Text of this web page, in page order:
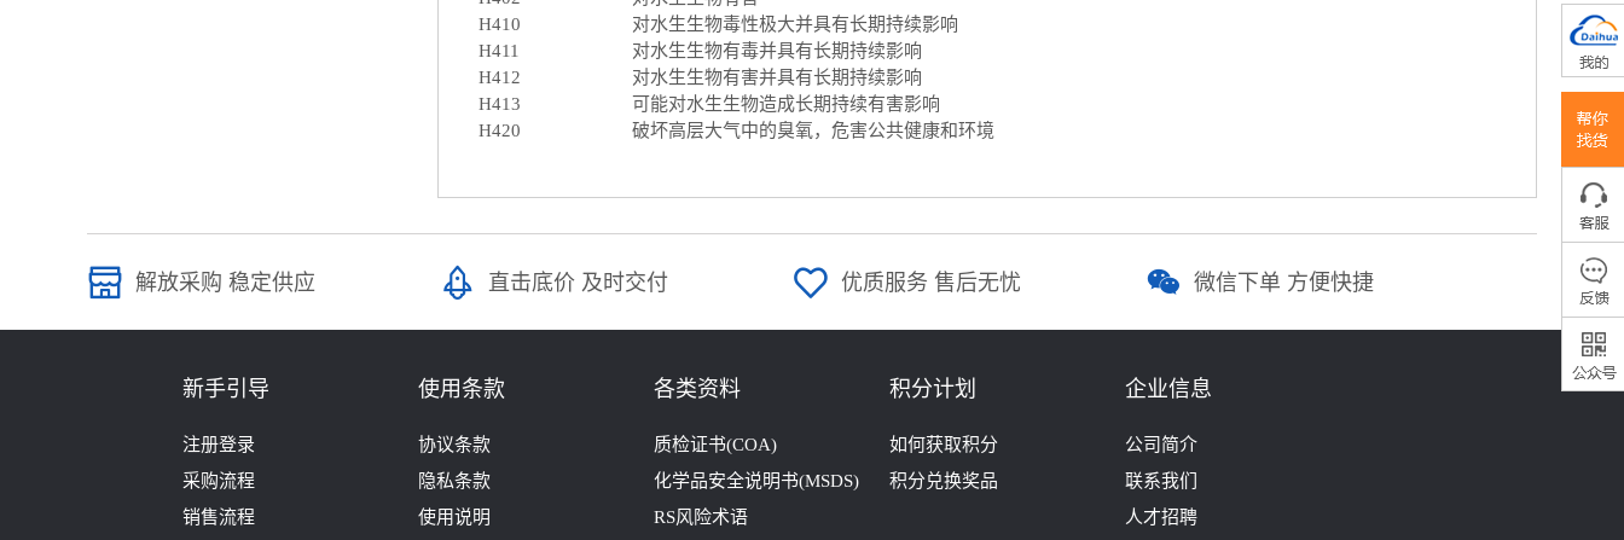
H410
对水生生物毒性极大并具有长期持续影响
H411
对水生生物有毒并具有长期持续影响
H412
对水生生物有害并具有长期持续影响
H413
可能对水生生物造成长期持续有害影响
H420
破坏高层大气中的臭氧，危害公共健康和环境
解放采购 稳定供应 直击底价 及时交付 优质服务 售后无忧 微信下单 方便快捷
新手引导
注册登录
采购流程
销售流程
使用条款
协议条款
隐私条款
使用说明
各类资料
质检证书(COA)
化学品安全说明书(MSDS)
RS风险术语
积分计划
如何获取积分
积分兑换奖品
企业信息
公司简介
联系我们
人才招聘